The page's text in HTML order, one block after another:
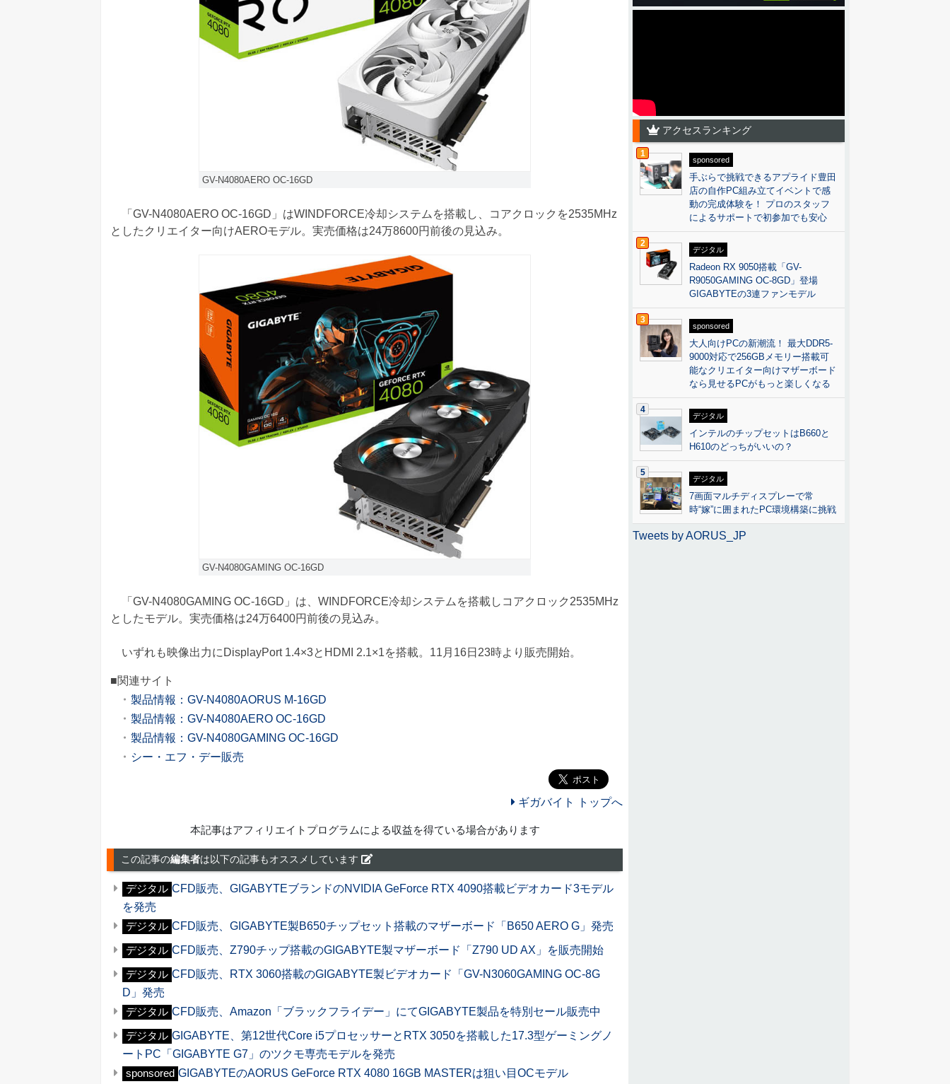
GV-N4080AERO OC-16GD
「GV-N4080AERO OC-16GD」はWINDFORCE冷却システムを搭載し、コアクロックを2535MHz
としたクリエイター向けAEROモデル。実売価格は24万8600円前後の見込み。
GV-N4080GAMING OC-16GD
「GV-N4080GAMING OC-16GD」は、WINDFORCE冷却システムを搭載しコアクロック2535MHz
としたモデル。実売価格は24万6400円前後の見込み。
いずれも映像出力にDisplayPort 1.4×3とHDMI 2.1×1を搭載。11月16日23時より販売開始。
■関連サイト
製品情報：GV-N4080AORUS M-16GD
製品情報：GV-N4080AERO OC-16GD
製品情報：GV-N4080GAMING OC-16GD
シー・エフ・デー販売
ギガバイト トップへ
本記事はアフィリエイトプログラムによる収益を得ている場合があります
この記事の編集者は以下の記事もオススメしています
デジタル CFD販売、GIGABYTEブランドのNVIDIA GeForce RTX 4090搭載ビデオカード3モデル
を発売
デジタル CFD販売、GIGABYTE製B650チップセット搭載のマザーボード「B650 AERO G」発売
デジタル CFD販売、Z790チップ搭載のGIGABYTE製マザーボード「Z790 UD AX」を販売開始
デジタル CFD販売、RTX 3060搭載のGIGABYTE製ビデオカード「GV-N3060GAMING OC-8G
D」発売
デジタル CFD販売、Amazon「ブラックフライデー」にてGIGABYTE製品を特別セール販売中
デジタル GIGABYTE、第12世代Core i5プロセッサーとRTX 3050を搭載した17.3型ゲーミングノ
ートPC「GIGABYTE G7」のツクモ専売モデルを発売
sponsored GIGABYTEのAORUS GeForce RTX 4080 16GB MASTERは狙い目OCモデル
アクセスランキング
1
sponsored
手ぶらで挑戦できるアプライド豊田
店の自作PC組み立てイベントで感
動の完成体験を！ プロのスタッフ
によるサポートで初参加でも安心
2
デジタル
Radeon RX 9050搭載「GV-
R9050GAMING OC-8GD」登場
GIGABYTEの3連ファンモデル
3
sponsored
大人向けPCの新潮流！ 最大DDR5-
9000対応で256GBメモリー搭載可
能なクリエイター向けマザーボード
なら見せるPCがもっと楽しくなる
4
デジタル
インテルのチップセットはB660と
H610のどっちがいいの？
5
デジタル
7画面マルチディスプレーで常
時“嫁”に囲まれたPC環境構築に挑戦
Tweets by AORUS_JP